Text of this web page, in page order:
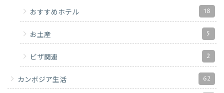
おすすめホテル 18
お土産 5
ビザ関連 2
カンボジア生活 62